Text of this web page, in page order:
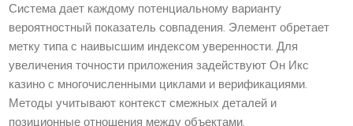
Система дает каждому потенциальному варианту
вероятностный показатель совпадения. Элемент обретает
метку типа с наивысшим индексом уверенности. Для
увеличения точности приложения задействуют Он Икс
казино с многочисленными циклами и верификациями.
Методы учитывают контекст смежных деталей и